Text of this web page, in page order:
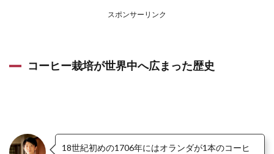
スポンサーリンク
コーヒー栽培が世界中へ広まった歴史
18世紀初めの1706年にはオランダが1本のコーヒ